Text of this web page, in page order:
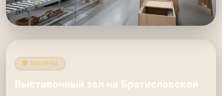
🏢 ШОУРУМ
Выставочный зал на Братиславской